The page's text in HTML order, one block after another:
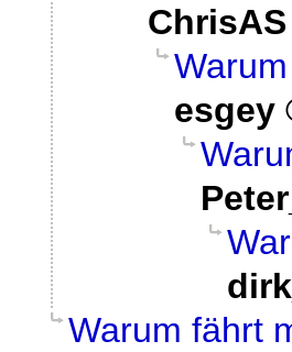
ChrisAS
esgey
Warum fährt